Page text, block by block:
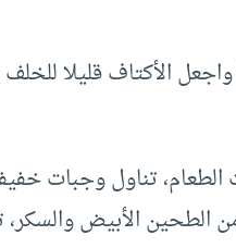
واجعل الأكتاف قليلا
الطحين الأبيض والسكر،